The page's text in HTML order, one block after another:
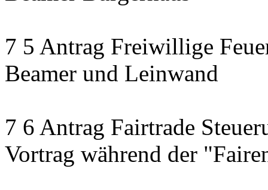
7 5 Antrag Freiwillige
Beamer und Leinwand
7 6 Antrag Fairtrade
Vortrag während der